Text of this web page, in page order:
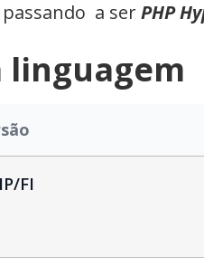
a serPHP
linguagem
FI